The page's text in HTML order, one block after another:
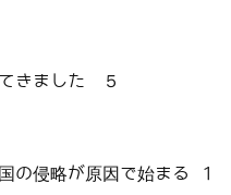
きました ５
の侵略が原因で始まる 1